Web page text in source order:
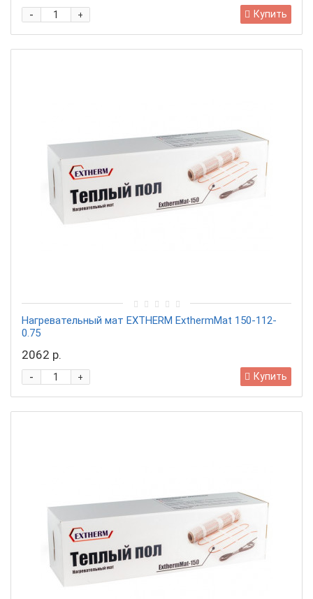
+
- Купить
Нагревательный мат EXTHERM ExthermMat 150-112-
0.75
2062 р.
+
- Купить